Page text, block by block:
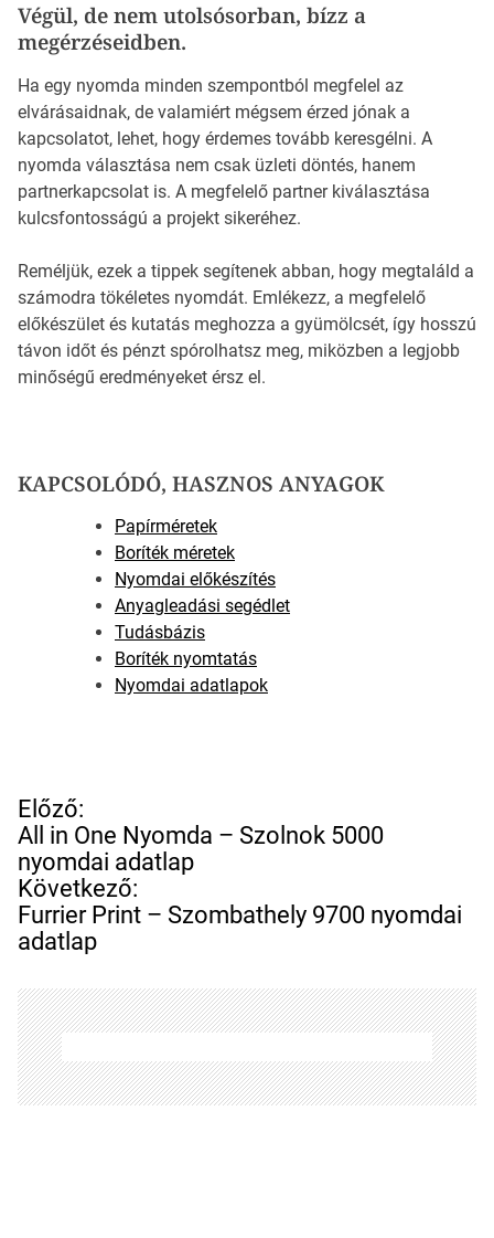
Végül, de nem utolsósorban, bízz a
megérzéseidben.
Ha egy nyomda minden szempontból megfelel az
elvárásaidnak, de valamiért mégsem érzed jónak a
kapcsolatot, lehet, hogy érdemes tovább keresgélni. A
nyomda választása nem csak üzleti döntés, hanem
partnerkapcsolat is. A megfelelő partner kiválasztása
kulcsfontosságú a projekt sikeréhez.
Reméljük, ezek a tippek segítenek abban, hogy megtaláld a
számodra tökéletes nyomdát. Emlékezz, a megfelelő
előkészület és kutatás meghozza a gyümölcsét, így hosszú
távon időt és pénzt spórolhatsz meg, miközben a legjobb
minőségű eredményeket érsz el.
KAPCSOLÓDÓ, HASZNOS ANYAGOK
Papírméretek
Boríték méretek
Nyomdai előkészítés
Anyagleadási segédlet
Tudásbázis
Boríték nyomtatás
Nyomdai adatlapok
B
e
j
e
g
y
z
é
s
n
a
v
Előző:
All in One Nyomda – Szolnok 5000
nyomdai adatlap
Következő:
Furrier Print – Szombathely 9700 nyomdai
adatlap